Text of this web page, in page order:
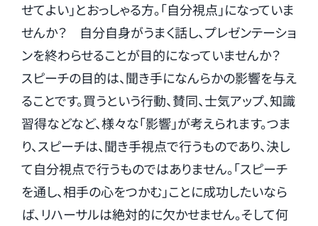
せてよい」とおっしゃる方。「自分視点」になっていま
せんか？ 自分自身がうまく話し、プレゼンテーショ
ンを終わらせることが目的になっていませんか？
スピーチの目的は、聞き手になんらかの影響を与え
ることです。買うという行動、賛同、士気アップ、知識
習得などなど、様々な「影響」が考えられます。つま
り、スピーチは、聞き手視点で行うものであり、決し
て自分視点で行うものではありません。「スピーチ
を通し、相手の心をつかむ」ことに成功したいなら
ば、リハーサルは絶対的に欠かせません。そして何